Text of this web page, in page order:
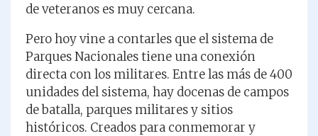
de veteranos es muy cercana.
Pero hoy vine a contarles que el sistema de
Parques Nacionales tiene una conexión
directa con los militares. Entre las más de 400
unidades del sistema, hay docenas de campos
de batalla, parques militares y sitios
históricos. Creados para conmemorar y